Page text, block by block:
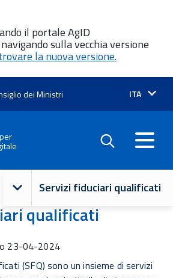
il portale AgID
sulla vecchia versione
la nuova versione.
dei Ministri Lingua
ITA
Navigazione
principale
Servizi fiduciari qualificati
qualificati
23-04-2024
(SFQ) sono un insieme di servizi